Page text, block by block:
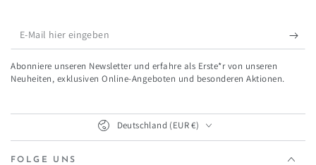
E-
Mail
hier
Abonniere unseren Newsletter und erfahre als Erste*r von unseren
Neuheiten, exklusiven Online-Angeboten und besonderen Aktionen.
Land/Region
Deutschland (EUR €)
FOLGE UNS